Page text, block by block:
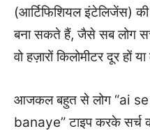
(आर्टिफिशियल इंटेलिजेंस)
बना सकते हैं, जैसे सब लोग
वो हज़ारों किलोमीटर दूर हों
आजकल बहुत से लोग “ai
banaye” टाइप करके सर्च